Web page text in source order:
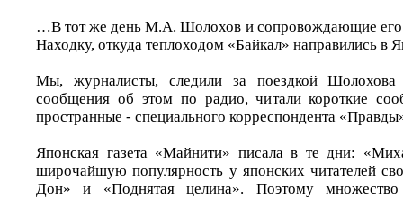
…В тот же день М.А. Шолохов и сопровождающие его
Находку, откуда теплоходом «Байкал» направились в
Мы, журналисты, следили за поездкой
сообщения об этом по радио, читали короткие
пространные - специального корреспондента
Японская газета «Майнити» писала в те дни:
широчайшую популярность у японских читателей
Дон» и «Поднятая целина». Поэтому